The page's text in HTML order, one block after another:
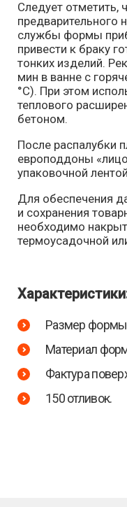
Следует отметить,
предварительного
службы формы
привести к браку
тонких изделий.
мин в ванне с
°С). При этом
теплового
бетоном.
После распалубки
европоддоны
упаковочной
Для обеспечения
и сохранения
необходимо
термоусадочной
Размер формы:
Материал
Фактура
150 отливок.